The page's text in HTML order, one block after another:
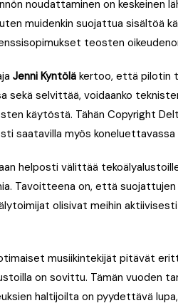
noudattaminen on keskeinen
muidenkin suojattua sisältöä
teosten
Jenni Kyntölä kertoo, että pilotin
sekä selvittää, voidaanko
käytöstä. Tähän Copyright
saatavilla myös koneluettavassa
helposti välittää
Tavoitteena on, että
olisivat meihin
musiikintekijät pitävät
on sovittu. Tämän vuoden
haltijoilta on pyydettävä